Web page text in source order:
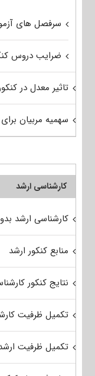
سرفصل های
ضرایب دروس
تاثیر معدل در
سهمیه مربیان
کارشناسی ارشد
کارشناسی ارشد
منابع کنکور ارشد
نتایج کنکور
تکمیل ظرفیت
تکمیل ظرفیت ارشد